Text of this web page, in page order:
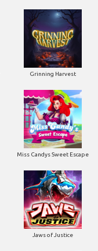
Grinning Harvest
Miss Candys Sweet Escape
Jaws of Justice